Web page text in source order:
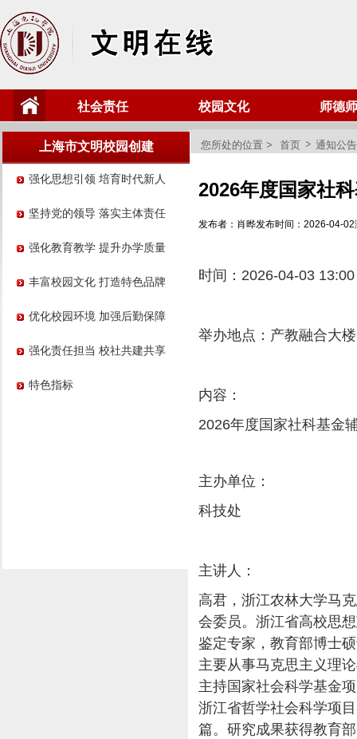
上海市文明校园创建
强化思想引领 培育时代新人
坚持党的领导 落实主体责任
强化教育教学 提升办学质量
丰富校园文化 打造特色品牌
优化校园环境 加强后勤保障
强化责任担当 校社共建共享
特色指标
2026年度国家社
发布者：肖晔发布时间：2026-04-02
时间： 2026-04-03 13:00
举办地点： 产教融合大
内容：
2026年度国家社科基金
主办单位：
科技处
主讲人：
高君，浙江农林大学马
会委员。浙江省高校思
鉴定专家，教育部博士
主要从事马克思主义理
主持国家社会科学基金
浙江省哲学社会科学项
篇。研究成果获得教育
社会责任 校园文化 师德
您所处的位置 > 首页 通知公告